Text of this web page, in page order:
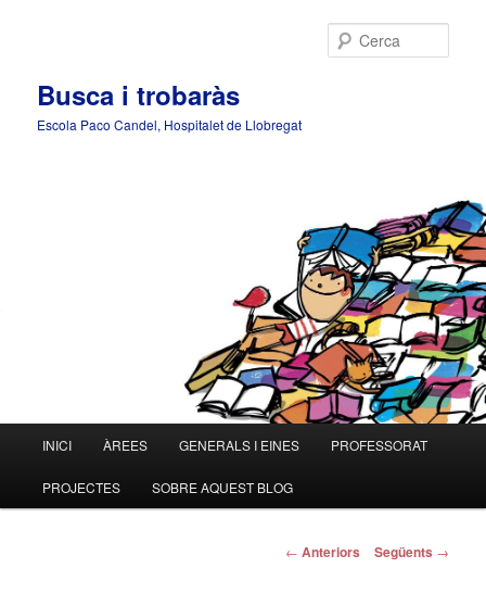
Busca i trobaràs
Escola Paco Candel, Hospitalet de Llobregat
principal
Aneu
al
INICI ÀREES GENERALS I EINES PROFESSORAT
PROJECTES SOBRE AQUEST BLOG
Navegació
← Anteriors Següents →